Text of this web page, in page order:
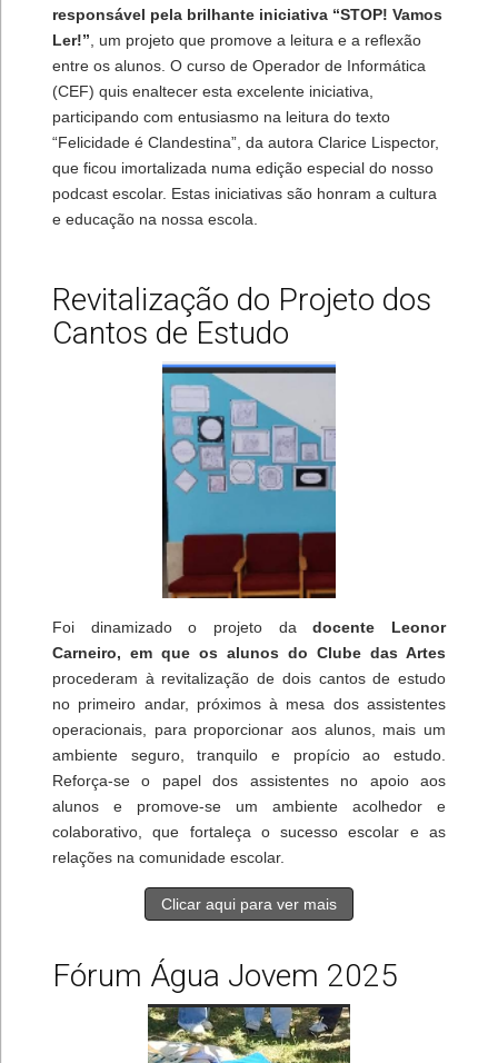
responsável pela brilhante iniciativa “STOP! Vamos
Ler!” , um projeto que promove a leitura e a reflexão
entre os alunos. O curso de Operador de Informática
(CEF) quis enaltecer esta excelente iniciativa,
participando com entusiasmo na leitura do texto
“Felicidade é Clandestina”, da autora Clarice Lispector,
que ficou imortalizada numa edição especial do nosso
podcast escolar. Estas iniciativas são honram a cultura
e educação na nossa escola.
Revitalização do Projeto dos
Cantos de Estudo
Foi dinamizado o projeto dadocente Leonor
Carneiro, em que os alunos do Clube das Artes
procederam à revitalização de dois cantos de estudo
no primeiro andar, próximos à mesa dos assistentes
operacionais, para proporcionar aos alunos, mais um
ambiente seguro, tranquilo e propício ao estudo.
Reforça-se o papel dos assistentes no apoio aos
alunos e promove-se um ambiente acolhedor e
colaborativo, que fortaleça o sucesso escolar e as
relações na comunidade escolar.
Clicar aqui para ver mais
Fórum Água Jovem 2025